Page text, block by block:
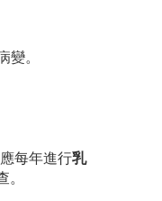
。
應每年進行乳